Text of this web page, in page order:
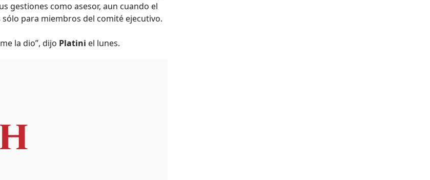
gestiones como asesor, aun cuando el
para miembros del comité ejecutivo.
la dio”, dijo Platini el lunes.